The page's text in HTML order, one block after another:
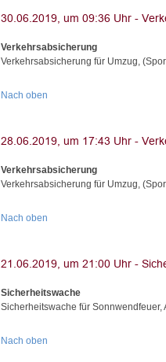
Verkehrsabsicherung
Verkehrsabsicherung für Umzug,
Nach oben
Verkehrsabsicherung
Verkehrsabsicherung für Umzug,
Nach oben
Sicherheitswache
Sicherheitswache für Sonnwendfeuer,
Nach oben